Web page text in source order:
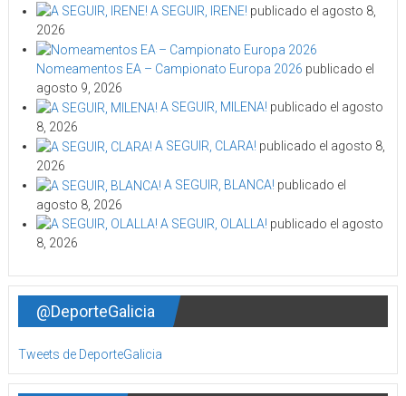
A SEGUIR, IRENE! publicado el agosto 8,
2026
Nomeamentos EA – Campionato Europa 2026 publicado el
agosto 9, 2026
A SEGUIR, MILENA! publicado el agosto
8, 2026
A SEGUIR, CLARA! publicado el agosto 8,
2026
A SEGUIR, BLANCA! publicado el
agosto 8, 2026
A SEGUIR, OLALLA! publicado el agosto
8, 2026
@DeporteGalicia
Tweets de DeporteGalicia